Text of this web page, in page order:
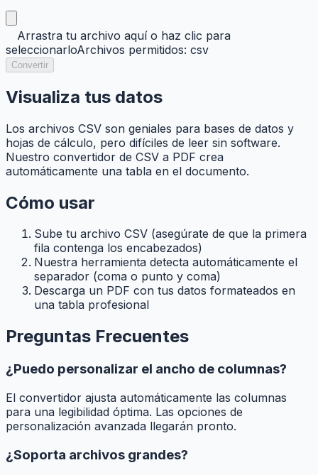
Arrastra tu archivo aquí o haz clic para
seleccionarloArchivos permitidos: csv
Convertir
Visualiza tus datos
Los archivos CSV son geniales para bases de datos y
hojas de cálculo, pero difíciles de leer sin software.
Nuestro convertidor de CSV a PDF crea
automáticamente una tabla en el documento.
Cómo usar
Sube tu archivo CSV (asegúrate de que la primera
fila contenga los encabezados)
Nuestra herramienta detecta automáticamente el
separador (coma o punto y coma)
Descarga un PDF con tus datos formateados en
una tabla profesional
Preguntas Frecuentes
¿Puedo personalizar el ancho de columnas?
El convertidor ajusta automáticamente las columnas
para una legibilidad óptima. Las opciones de
personalización avanzada llegarán pronto.
¿Soporta archivos grandes?